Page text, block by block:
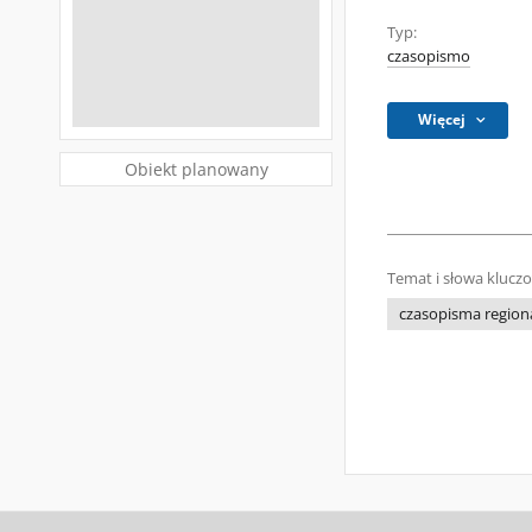
Obiekt planowany
Typ:
czasopismo
Więcej
Temat i słowa
czasopisma